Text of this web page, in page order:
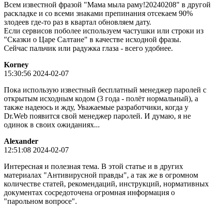
Всем известной фразой "Мама мыла раму!20240208" в другой
раскладке и со всеми знаками препинания отсекаем 90%
злодеев где-то раз в квартал обновляем дату.
Если сервисов поболее используем частушки или строки из
"Сказки о Царе Салтане" в качестве исходной фразы.
Сейчас пальчик или радужка глаза - всего удобнее.
Korney
15:30:56 2024-02-07
Пока использую известный бесплатный менеджер паролей с
открытым исходным кодом (3 года - полёт нормальный), а
также надеюсь и жду, Уважаемые разработчики, когда у
Dr.Web появится свой менеджер паролей. И думаю, я не
одинок в своих ожиданиях...
Alexander
12:51:08 2024-02-07
Интересная и полезная тема. В этой статье и в других
материалах "Антивирусной правды", а так же в огромном
количестве статей, рекомендаций, инструкций, нормативных
документах сосредоточена огромная информация о
"парольном вопросе".